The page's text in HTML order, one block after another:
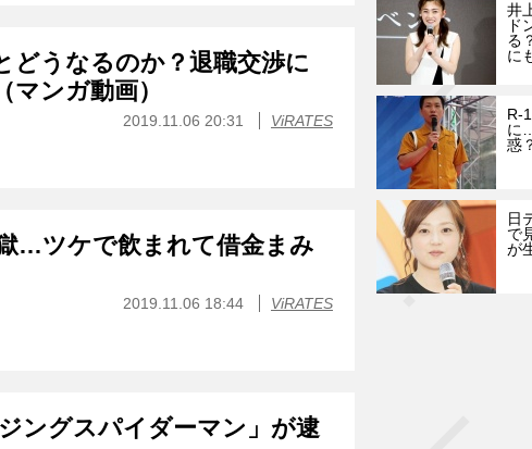
どうなるのか？退職交渉に
ンガ動画）
2019.11.06 20:31 ViRATES
…ツケで飲まれて借金まみ
2019.11.06 18:44 ViRATES
ングスパイダーマン」が逮
井
ド
る
に
R-
に
惑
日
で
が